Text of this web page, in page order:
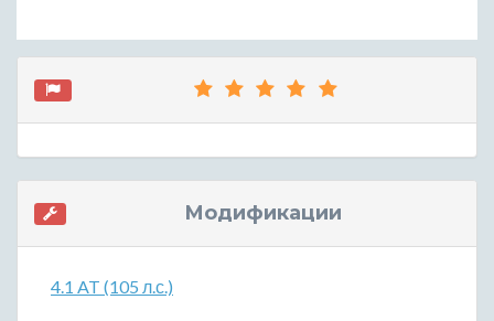
Модификации
4.1 AT (105 л.с.)